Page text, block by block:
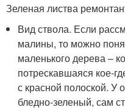
Зеленая листва
Вид ствола. Если
малины, то можно
маленького дерева –
потрескавшаяся кое-
с красной полоской. У
бледно-зеленый, сам